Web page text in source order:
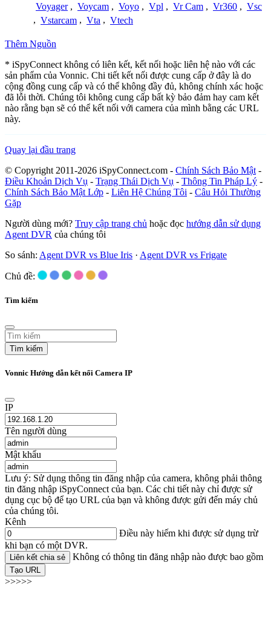
Voyager , Voycam , Voyo , Vpl , Vr Cam , Vr360 , Vsc
, Vstarcam , Vta , Vtech
Thêm Nguồn
* iSpyConnect không có liên kết, kết nối hoặc liên hệ nào với các
sản phẩm của Vonnic. Chi tiết kết nối được cung cấp ở đây là do
cộng đồng cung cấp và có thể không đầy đủ, không chính xác hoặc
đã lỗi thời. Chúng tôi không cung cấp bất kỳ bảo đảm hay cam kết
nào rằng bạn sẽ có thể kết nối với camera của mình bằng các URL
này.
Quay lại đầu trang
© Copyright 2011-2026 iSpyConnect.com - Chính Sách Bảo Mật -
Điều Khoản Dịch Vụ - Trạng Thái Dịch Vụ - Thông Tin Pháp Lý -
Chính Sách Bảo Mật Lớp - Liên Hệ Chúng Tôi - Câu Hỏi Thường
Gặp
Người dùng mới? Truy cập trang chủ hoặc đọc hướng dẫn sử dụng
Agent DVR của chúng tôi
So sánh: Agent DVR vs Blue Iris · Agent DVR vs Frigate
Chủ đề:
Tìm kiếm
Tìm kiếm
Vonnic Hướng dẫn kết nối Camera IP
IP
Tên người dùng
Mật khẩu
Lưu ý: Sử dụng thông tin đăng nhập của camera, không phải thông
tin đăng nhập iSpyConnect của bạn. Các chi tiết này chỉ được sử
dụng cục bộ để tạo URL của bạn và không được gửi đến máy chủ
của chúng tôi.
Kênh
Điều này hiếm khi được sử dụng trừ
khi bạn có một DVR.
Liên kết chia sẻ Không có thông tin đăng nhập nào được bao gồm
Tạo URL
>>>>>